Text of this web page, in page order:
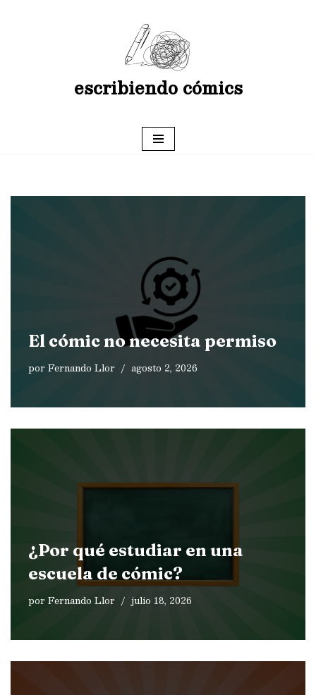
escribiendo cómics
El cómic no necesita permiso
porFernando Llor agosto 2, 2026
¿Por qué estudiar en una
escuela de cómic?
porFernando Llor julio 18, 2026